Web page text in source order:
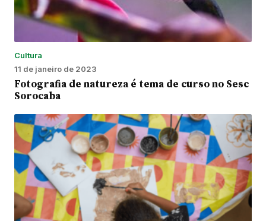
Cultura
11 de janeiro de 2023
Fotografia de natureza é tema de curso no Sesc
Sorocaba